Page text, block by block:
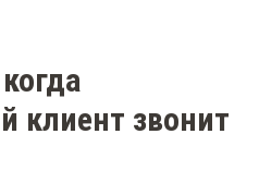
клиент звонит